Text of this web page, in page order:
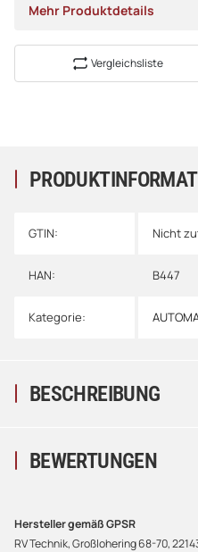
Mehr Produktdetails
Vergleichsliste
GTIN: Nicht
HAN: B447
Kategorie:
BESCHREIBUNG
BEWERTUNGEN
Hersteller gemäß GPSR
RV Technik, Großlohering 68-70,